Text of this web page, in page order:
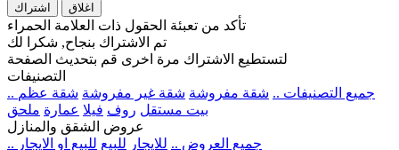
اشتراك اغلاق
تأكد من تعبئة الحقول ذات العلامة الحمراء
تم الاشتراك بنجاح, شكرا لك
لتستطيع الاشتراك مرة اخرى قم بتحديث الصفحة
التصنيفات
.. جميع التصنيفات .. شقة مفروشة شقة غير مفروشة شقة عظم
بيت مستقل روف فيلا عمارة ملحق
عروض الشقق والمنازل
.. جميع العروض .. للايجار للبيع للبيع او الايجار